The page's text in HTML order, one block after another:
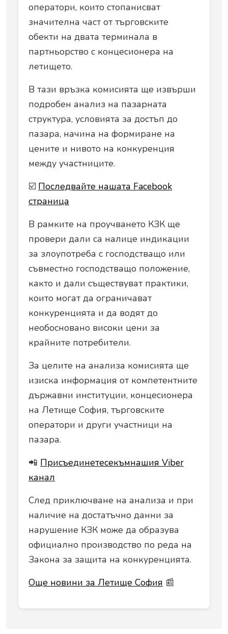
оператори, които стопанисват
значителна част от търговските
обекти на двата терминала в
партньорство с концесионера на
летището.
В тази връзка комисията ще извърши
подробен анализ на пазарната
структура, условията за достъп до
пазара, начина на формиране на
цените и нивото на конкуренция
между участниците.
☑️ Последвайте нашата Facebook
страница
В рамките на проучването КЗК ще
провери дали са налице индикации
за злоупотреба с господстващо или
съвместно господстващо положение,
както и дали съществуват практики,
които могат да ограничават
конкуренцията и да водят до
необосновано високи цени за
крайните потребители.
За целите на анализа комисията ще
изиска информация от компетентните
държавни институции, концесионера
на Летище София, търговските
оператори и други участници на
пазара.
📲 Присъединетесекъмнашия Viber
канал
След приключване на анализа и при
наличие на достатъчно данни за
нарушение КЗК може да образува
официално производство по реда на
Закона за защита на конкуренцията.
Още новини за Летище София 📰